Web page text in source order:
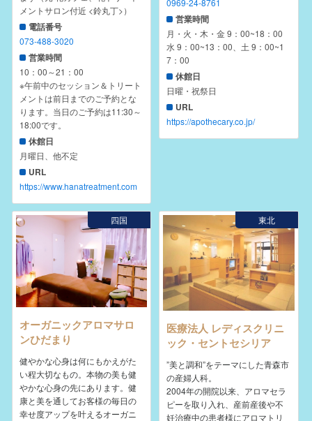
メントサロン付近 <鈴丸丁>）
電話番号
073-488-3020
営業時間
10：00～21：00
※午前中のセッション＆トリート
メントは前日までのご予約とな
ります。当日のご予約は11:30～
18:00です。
休館日
月曜日、他不定
URL
https://www.hanatreatment.com
0969-24-8761
営業時間
月・火・木・金 9：00~18：00
水 9：00~13：00、土 9：00~1
7：00
休館日
日曜・祝祭日
URL
https://apothecary.co.jp/
四国
オーガニックアロマサロ
ンひだまり
健やかな心身は何にもかえがた
い程大切なもの。本物の美も健
やかな心身の先にあります。健
康と美を通してお客様の毎日の
幸せ度アップを叶えるオーガニ
東北
医療法人 レディスクリニ
ック・セントセシリア
”美と調和”をテーマにした青森市
の産婦人科。
2004年の開院以来、アロマセラ
ピーを取り入れ、産前産後や不
妊治療中の患者様にアロマトリ